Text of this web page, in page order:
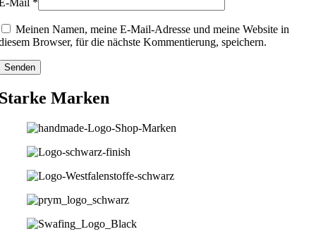
Mail *
Meinen Namen, meine E-Mail-Adresse und meine Website in
Browser, für die nächste Kommentierung, speichern.
Marken